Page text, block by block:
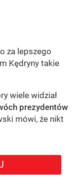
za lepszego
Kędryny takie
wiele widział
prezydentów
mówi, że nikt